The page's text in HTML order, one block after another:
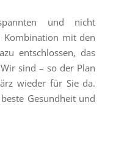
und nicht
Kombination mit den
entschlossen, das
sind – so der Plan
wieder für Sie da.
Gesundheit und